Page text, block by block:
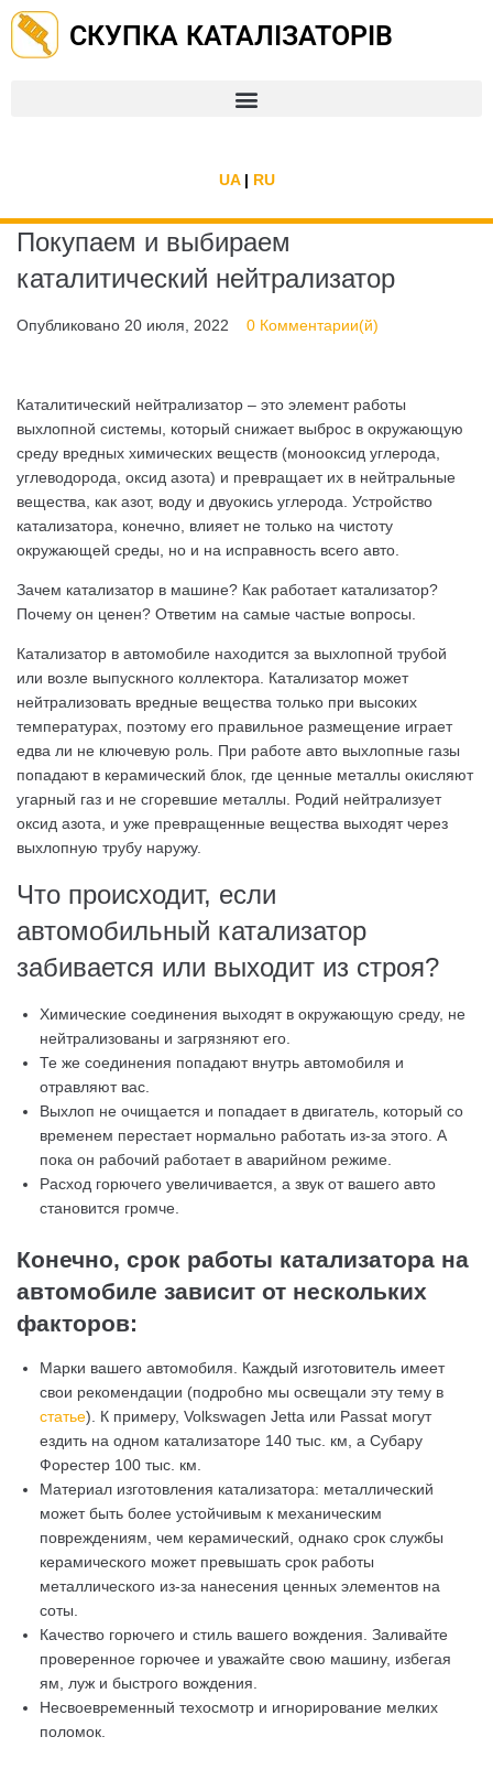
СКУПКА КАТАЛІЗАТОРІВ
UA| RU
Покупаем и выбираем
каталитический нейтрализатор
Опубликовано 20 июля, 2022 0 Комментарии(й)
Каталитический нейтрализатор – это элемент работы
выхлопной системы, который снижает выброс в окружающую
среду вредных химических веществ (монооксид углерода,
углеводорода, оксид азота) и превращает их в нейтральные
вещества, как азот, воду и двуокись углерода. Устройство
катализатора, конечно, влияет не только на чистоту
окружающей среды, но и на исправность всего авто.
Зачем катализатор в машине? Как работает катализатор?
Почему он ценен? Ответим на самые частые вопросы.
Катализатор в автомобиле находится за выхлопной трубой
или возле выпускного коллектора. Катализатор может
нейтрализовать вредные вещества только при высоких
температурах, поэтому его правильное размещение играет
едва ли не ключевую роль. При работе авто выхлопные газы
попадают в керамический блок, где ценные металлы окисляют
угарный газ и не сгоревшие металлы. Родий нейтрализует
оксид азота, и уже превращенные вещества выходят через
выхлопную трубу наружу.
Что происходит, если
автомобильный катализатор
забивается или выходит из строя?
Химические соединения выходят в окружающую среду, не
нейтрализованы и загрязняют его.
Те же соединения попадают внутрь автомобиля и
отравляют вас.
Выхлоп не очищается и попадает в двигатель, который со
временем перестает нормально работать из-за этого. А
пока он рабочий работает в аварийном режиме.
Расход горючего увеличивается, а звук от вашего авто
становится громче.
Конечно, срок работы катализатора на
автомобиле зависит от нескольких
факторов:
Марки вашего автомобиля. Каждый изготовитель имеет
свои рекомендации (подробно мы освещали эту тему в
статье). К примеру, Volkswagen Jetta или Passat могут
ездить на одном катализаторе 140 тыс. км, а Субару
Форестер 100 тыс. км.
Материал изготовления катализатора: металлический
может быть более устойчивым к механическим
повреждениям, чем керамический, однако срок службы
керамического может превышать срок работы
металлического из-за нанесения ценных элементов на
соты.
Качество горючего и стиль вашего вождения. Заливайте
проверенное горючее и уважайте свою машину, избегая
ям, луж и быстрого вождения.
Несвоевременный техосмотр и игнорирование мелких
поломок.